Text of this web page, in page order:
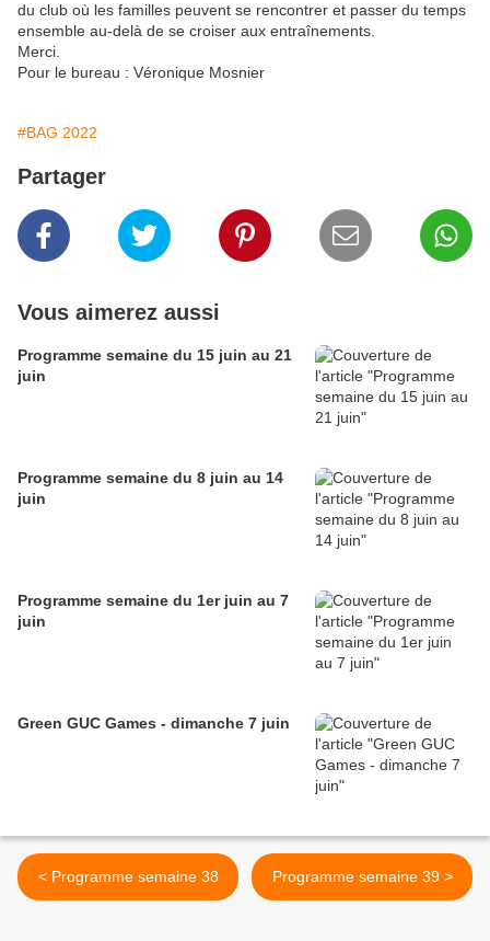
du club où les familles peuvent se rencontrer et passer du temps
ensemble au-delà de se croiser aux entraînements.
Merci.
Pour le bureau : Véronique Mosnier
#BAG 2022
Partager
Vous aimerez aussi
Programme semaine du 15 juin au 21
juin
Programme semaine du 8 juin au 14
juin
Programme semaine du 1er juin au 7
juin
Green GUC Games - dimanche 7 juin
< Programme semaine 38 Programme semaine 39 >